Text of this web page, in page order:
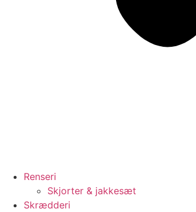
Renseri
Skjorter & jakkesæt
Skrædderi